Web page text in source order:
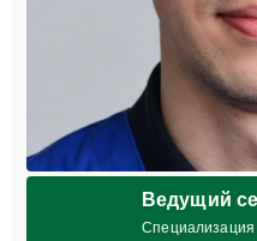
Ведущий
Специализация